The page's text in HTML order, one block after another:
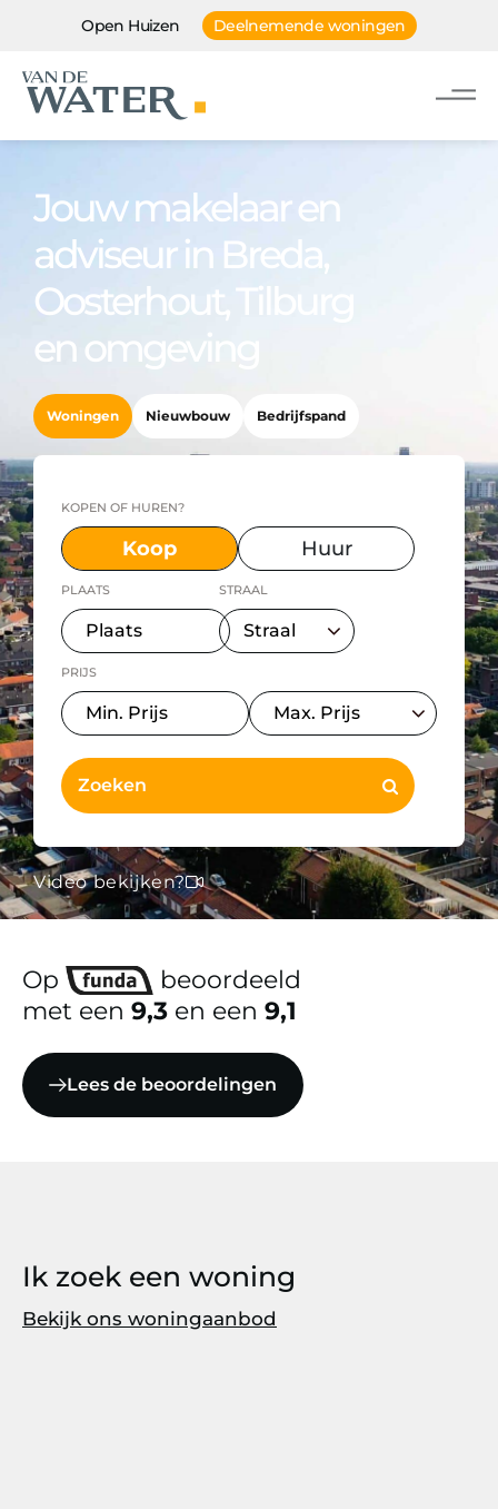
Open Huizen Deelnemende woningen
Jouw makelaar en
adviseur in Breda,
Oosterhout, Tilburg
en omgeving
Woningen Nieuwbouw Bedrijfspand
KOPEN OF HUREN?
Koop Huur
PLAATS STRAAL
PRIJS
Video bekijken?
Op
beoordeeld
met een 9,3 en een 9,1
Lees de beoordelingen
Ik zoek een woning
Bekijk ons woningaanbod